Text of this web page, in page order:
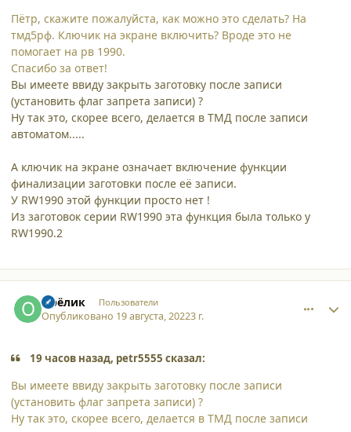
Пётр, скажите пожалуйста, как можно это сделать? На
тмд5рф. Ключик на экране включить? Вроде это не
помогает на рв 1990.
Спасибо за ответ!
Вы имеете ввиду закрыть заготовку после записи
(установить флаг запрета записи) ?
Ну так это, скорее всего, делается в ТМД после записи
автоматом.....
А ключик на экране означает включение функции
финализации заготовки после её записи.
У RW1990 этой функции просто нет !
Из заготовок серии RW1990 эта функция была только у
RW1990.2
Орёлик Пользователи
Опубликовано 19 августа, 20223 г.
19 часов назад, petr5555 сказал:
Вы имеете ввиду закрыть заготовку после записи
(установить флаг запрета записи) ?
Ну так это, скорее всего, делается в ТМД после записи